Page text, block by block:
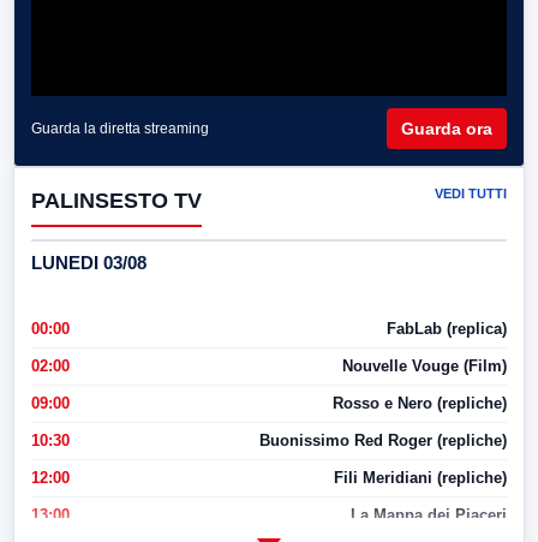
Guarda la diretta streaming Guarda ora
PALINSESTO TV VEDI TUTTI
LUNEDI 03/08
00:00 FabLab (replica)
02:00 Nouvelle Vouge (Film)
09:00 Rosso e Nero (repliche)
10:30 Buonissimo Red Roger (repliche)
12:00 Fili Meridiani (repliche)
13:00 La Mappa dei Piaceri